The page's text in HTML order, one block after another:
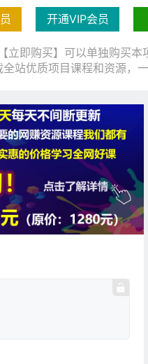
开通VIP会员
立即购买】可以单独购买本
站优质项目课程和资源，